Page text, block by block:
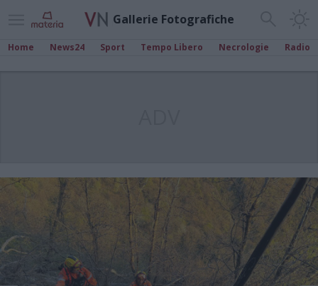
Gallerie Fotografiche
Home News24 Sport Tempo Libero Necrologie Radio